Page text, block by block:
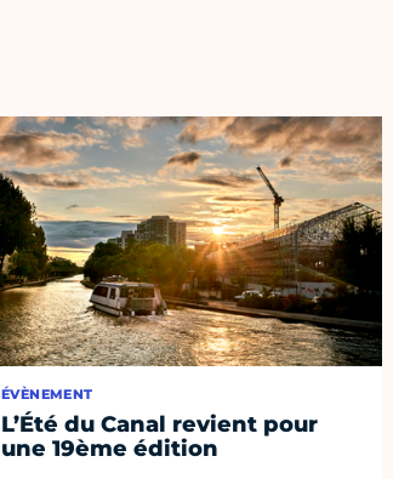
ÉVÈNEMENT
L’Été du Canal revient pour
une 19ème édition